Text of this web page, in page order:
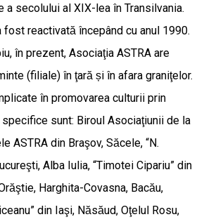
a secolului al XIX-lea în Transilvania.
reactivată începând cu anul 1990.
în prezent, Asociaţia ASTRA are
(filiale) în ţară și în afara graniţelor.
în promovarea culturii prin
sunt: Biroul Asociaţiunii de la
ASTRA din Braşov, Săcele, “N.
Alba Iulia, “Timotei Cipariu” din
Harghita-Covasna, Bacău,
din Iaşi, Năsăud, Oţelul Rosu,